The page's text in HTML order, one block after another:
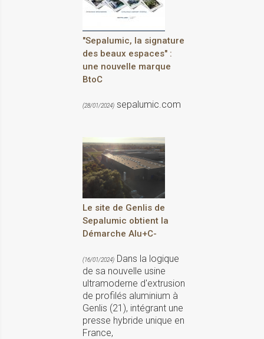
"Sepalumic, la signature
des beaux espaces" :
une nouvelle marque
BtoC
(28/01/2024) sepalumic.com
Le site de Genlis de
Sepalumic obtient la
Démarche Alu+C-
(16/01/2024) Dans la logique
de sa nouvelle usine
ultramoderne d'extrusion
de profilés aluminium à
Genlis (21), intégrant une
presse hybride unique en
France,